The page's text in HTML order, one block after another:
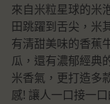
來自米粒星球的米
田跳躍到舌尖，米
有清甜美味的香蕉
瓜，還有濃郁經典
米香氣，更打造多
感! 讓人一口接一